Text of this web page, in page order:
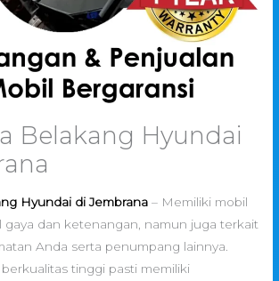
Belakang Hyundai
Hyundai di Jembrana – Memiliki mobil
gaya dan ketenangan, namun juga terkait
Anda serta penumpang lainnya.
tinggi pasti memiliki